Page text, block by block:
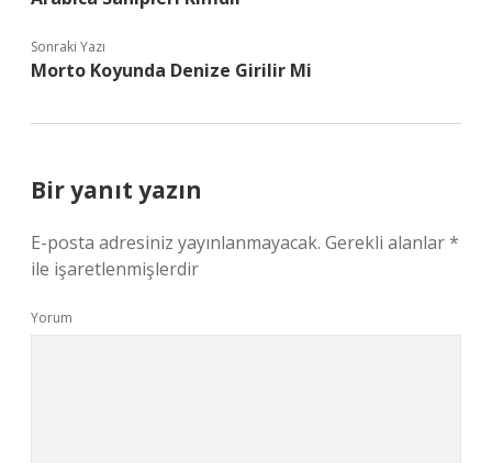
Sonraki Yazı
Morto Koyunda Denize Girilir Mi
Bir yanıt yazın
E-posta adresiniz yayınlanmayacak. Gerekli alanlar*
ile işaretlenmişlerdir
Yorum